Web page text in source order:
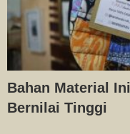
Bahan Material
Bernilai Tinggi